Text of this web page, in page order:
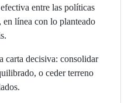
entre las políticas
línea con lo planteado
carta decisiva: consolidar
o ceder terreno